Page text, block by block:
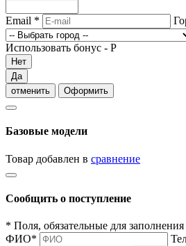
Email *
Использовать бонус - Р
Нет
Да
отменить
Оформить
Базовые модели
Товар добавлен в сравнение
Сообщить о поступление
* Поля, обязательные для заполнения
ФИО*